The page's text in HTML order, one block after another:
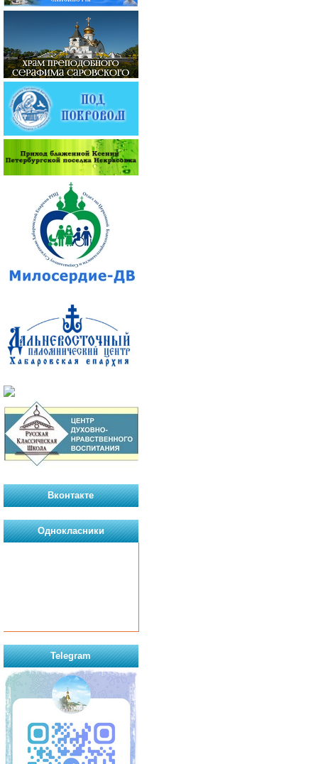
Вконтакте
Однокласники
Telegram